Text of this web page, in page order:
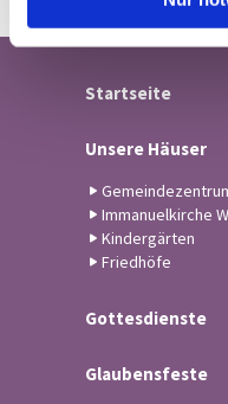
Startseite
Unsere Häuser
Immanuelkirche
Kindergärten
Friedhöfe
Gottesdienste
Glaubensfeste